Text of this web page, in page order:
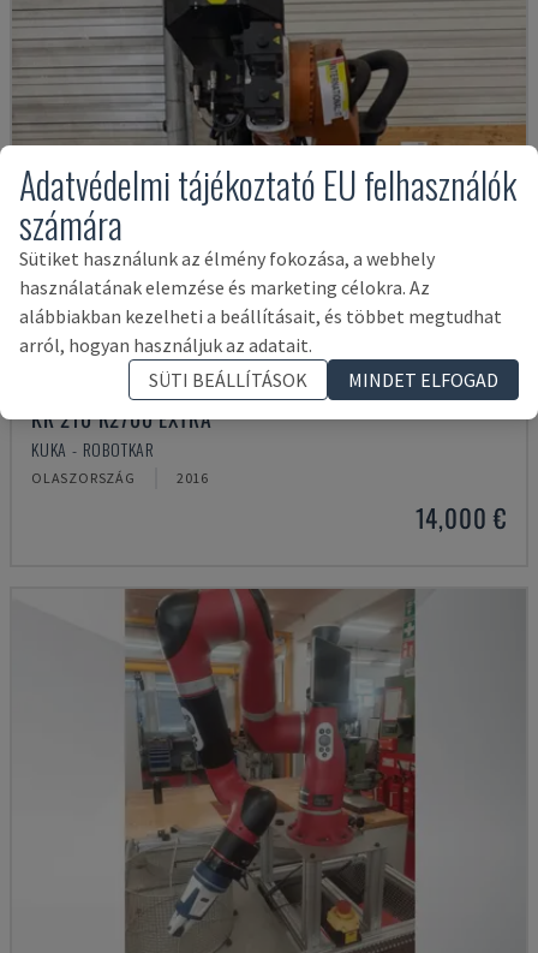
KR 210 R2700 EXTRA
KUKA - ROBOTKAR
OLASZORSZÁG 2016
14,000 €
Adatvédelmi tájékoztató EU felhasználók
számára
Sütiket használunk az élmény fokozása, a webhely
használatának elemzése és marketing célokra. Az
alábbiakban kezelheti a beállításait, és többet megtudhat
arról, hogyan használjuk az adatait.
SÜTI BEÁLLÍTÁSOK
MINDET ELFOGAD